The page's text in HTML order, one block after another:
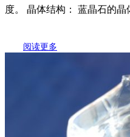
度。 晶体结构： 蓝晶石的
阅读更多